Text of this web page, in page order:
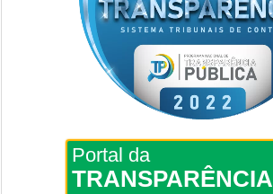
Portal da
TRANSPARÊNCIA